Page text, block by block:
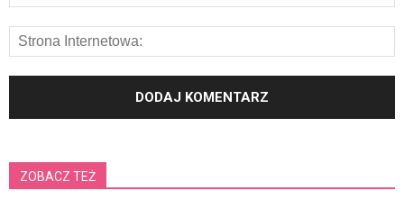
ZOBACZ TEŻ